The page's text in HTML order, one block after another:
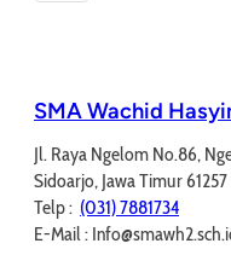
SMA Wachid
Jl. Raya Ngelom No.86,
Sidoarjo, Jawa Timur 61257
Telp : (031) 7881734
E-Mail :